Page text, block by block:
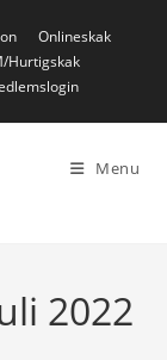
Onlineskak
Hurtigskak
Menu
2022